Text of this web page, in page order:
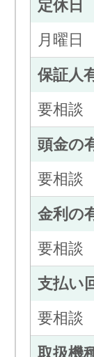
定休日
月曜日
保証人
要相談
頭金の
要相談
金利の
要相談
支払い
要相談
取扱機